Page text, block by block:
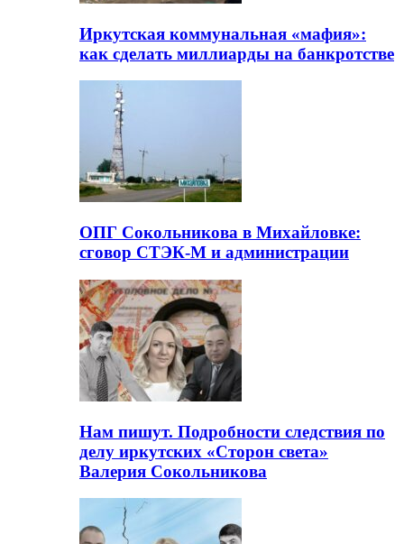
Иркутская коммунальная «мафия»:
как сделать миллиарды на банкротстве
ОПГ Сокольникова в Михайловке:
сговор СТЭК-М и администрации
Нам пишут. Подробности следствия по
делу иркутских «Сторон света»
Валерия Сокольникова